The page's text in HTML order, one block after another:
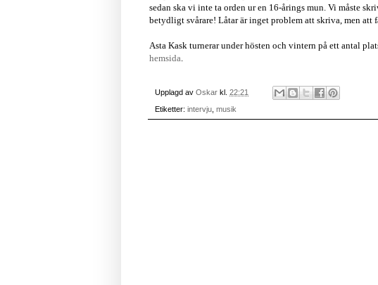
sedan ska vi inte ta orden ur en 16-årings mun. Vi måste
betydligt svårare! Låtar är inget problem att skriva, men att
Asta Kask turnerar under hösten och vintern på ett antal
hemsida
Upplagd av Oskar kl. 22:21
Etiketter: intervju musik